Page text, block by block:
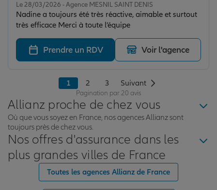
Le 28/03/2026 - Agence MESNIL SAINT DENIS
Nadine a toujours été très réactive, aimable et surtout
très efficace Merci à toute l’équipe
Prendre un RDV Voir l'agence
1 2 3 Suivant
Pagination par 20 avis
Allianz proche de chez vous
Où que vous soyez en France, nos agences Allianz sont
toujours près de chez vous.
Nos offres d'assurance dans les
plus grandes villes de France
Toutes les agences Allianz de France